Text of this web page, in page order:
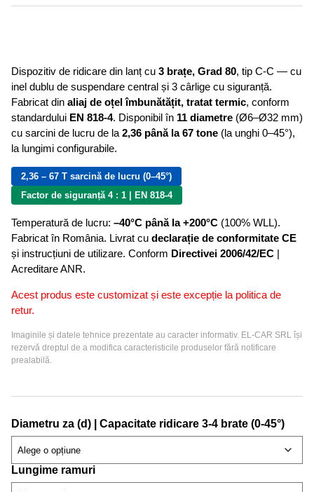
Dispozitiv de ridicare din lanț cu 3 brațe, Grad 80, tip C-C — cu
inel dublu de suspendare central și 3 cârlige cu siguranță.
Fabricat din aliaj de oțel îmbunătățit, tratat termic, conform
standardului EN 818-4. Disponibil în 11 diametre (Ø6–Ø32 mm)
cu sarcini de lucru de la 2,36 până la 67 tone (la unghi 0–45°),
la lungimi configurabile.
2,36 – 67 T sarcină de lucru (0–45°)
Factor de siguranță 4 : 1 | EN 818-4
Temperatură de lucru: –40°C până la +200°C (100% WLL).
Fabricat în România. Livrat cu declarație de conformitate CE
și instrucțiuni de utilizare. Conform Directivei 2006/42/EC |
Acreditare ANR.
Acest produs este customizat și este excepție la politica de
retur.
Imaginile și datele tehnice prezentate au caracter informativ. EL-CAR SRL își
rezervă dreptul de a modifica caracteristicile produselor fără notificare
prealabilă.
Diametru za (d) | Capacitate ridicare 3-4 brate (0-45°)
Lungime ramuri